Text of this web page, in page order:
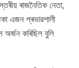
ৰাজনৈতিক নেতা,
এজন প্ৰভাৱশালী
অৰ্জন কৰিছিল বুলি